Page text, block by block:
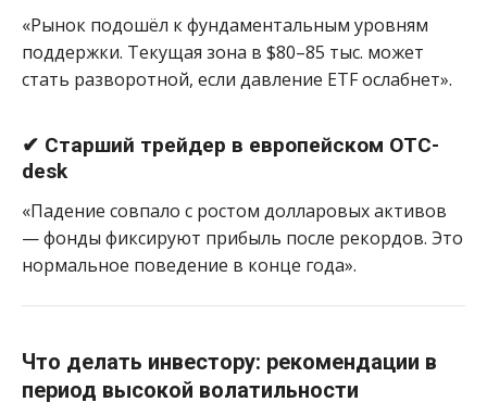
«Рынок подошёл к фундаментальным уровням
поддержки. Текущая зона в $80–85 тыс. может
стать разворотной, если давление ETF ослабнет».
✔ Старший трейдер в европейском OTC-
desk
«Падение совпало с ростом долларовых активов
— фонды фиксируют прибыль после рекордов. Это
нормальное поведение в конце года».
Что делать инвестору: рекомендации в
период высокой волатильности